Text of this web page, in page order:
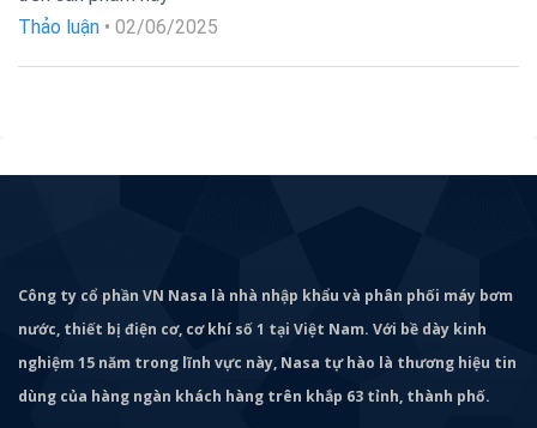
Thảo luận • 02/06/2025
Công ty cổ phần VN Nasa là nhà nhập khẩu và phân phối máy bơm
nước, thiết bị điện cơ, cơ khí số 1 tại Việt Nam. Với bề dày kinh
nghiệm 15 năm trong lĩnh vực này, Nasa tự hào là thương hiệu tin
dùng của hàng ngàn khách hàng trên khắp 63 tỉnh, thành phố.